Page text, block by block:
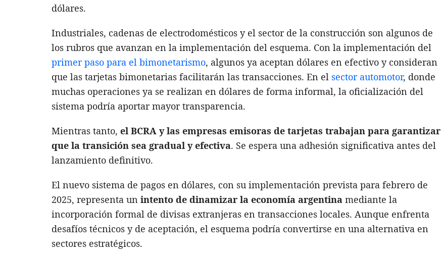
dólares.
Industriales, cadenas de electrodomésticos y el sector de la construcción son algunos de
los rubros que avanzan en la implementación del esquema. Con la implementación del
primer paso para el bimonetarismo, algunos ya aceptan dólares en efectivo y consideran
que las tarjetas bimonetarias facilitarán las transacciones. En el sector automotor, donde
muchas operaciones ya se realizan en dólares de forma informal, la oficialización del
sistema podría aportar mayor transparencia.
Mientras tanto, el BCRA y las empresas emisoras de tarjetas trabajan para garantizar
que la transición sea gradual y efectiva. Se espera una adhesión significativa antes del
lanzamiento definitivo.
El nuevo sistema de pagos en dólares, con su implementación prevista para febrero de
2025, representa un intento de dinamizar la economía argentina mediante la
incorporación formal de divisas extranjeras en transacciones locales. Aunque enfrenta
desafíos técnicos y de aceptación, el esquema podría convertirse en una alternativa en
sectores estratégicos.